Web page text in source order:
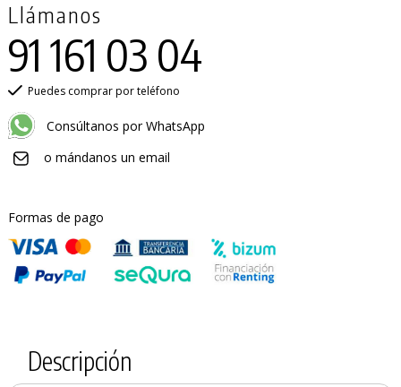
Llámanos
91 161 03 04
Puedes comprar por teléfono
Consúltanos por WhatsApp
o mándanos un email
Formas de pago
Descripción